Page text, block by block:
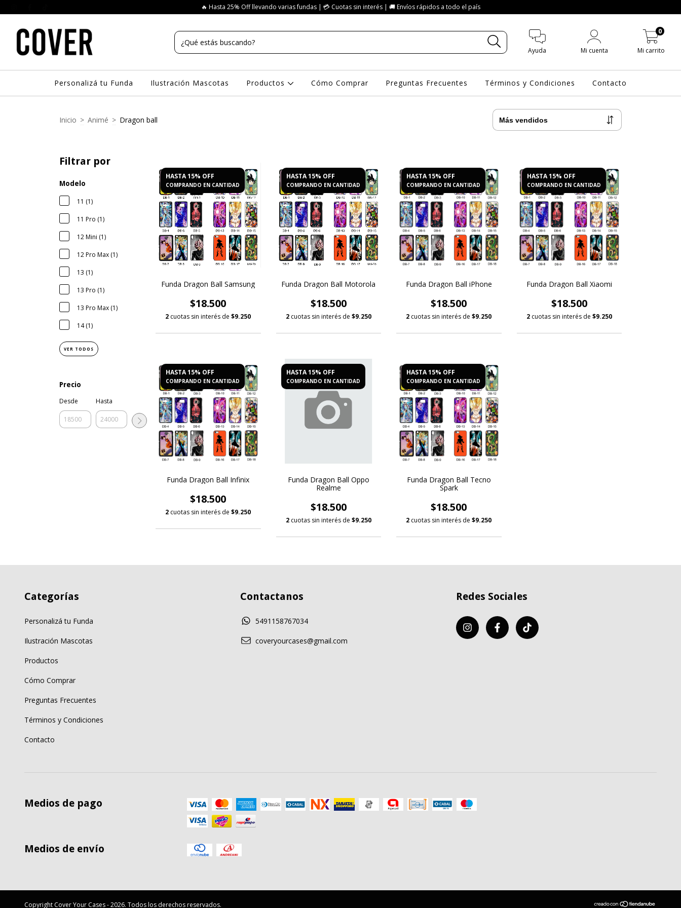
🔥 Hasta 25% Off llevando varias fundas | 💳 Cuotas sin interés | 🚚 Envíos rápidos a todo el país
Ayuda Mi cuenta Mi carrito
0
Personalizá tu Funda Ilustración Mascotas Productos Cómo Comprar Preguntas Frecuentes Términos y Condiciones Contacto
Inicio > Animé > Dragon ball
Filtrar por
Modelo
11 (1)
11 Pro (1)
12 Mini (1)
12 Pro Max (1)
13 (1)
13 Pro (1)
13 Pro Max (1)
14 (1)
VER TODOS
Precio
Desde Hasta
HASTA 15% OFF
COMPRANDO EN CANTIDAD
Funda Dragon Ball Samsung
$18.500
2 cuotas sin interés de$9.250
HASTA 15% OFF
COMPRANDO EN CANTIDAD
Funda Dragon Ball Motorola
$18.500
2 cuotas sin interés de $9.250
HASTA 15% OFF
COMPRANDO EN CANTIDAD
Funda Dragon Ball iPhone
$18.500
2 cuotas sin interés de$9.250
HASTA 15% OFF
COMPRANDO EN CANTIDAD
Funda Dragon Ball Xiaomi
$18.500
2 cuotas sin interés de $9.250
HASTA 15% OFF
COMPRANDO EN CANTIDAD
Funda Dragon Ball Infinix
$18.500
2 cuotas sin interés de$9.250
HASTA 15% OFF
COMPRANDO EN CANTIDAD
Funda Dragon Ball Oppo
Realme
$18.500
2 cuotas sin interés de $9.250
HASTA 15% OFF
COMPRANDO EN CANTIDAD
Funda Dragon Ball Tecno
Spark
$18.500
2 cuotas sin interés de$9.250
Categorías
Personalizá tu Funda
Ilustración Mascotas
Productos
Cómo Comprar
Preguntas Frecuentes
Términos y Condiciones
Contacto
Contactanos
5491158767034
coveryourcases@gmail.com
Redes Sociales
Medios de pago
Medios de envío
Copyright Cover Your Cases - 2026. Todos los derechos reservados.